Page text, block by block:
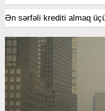
Ən sərfəli krediti almaq